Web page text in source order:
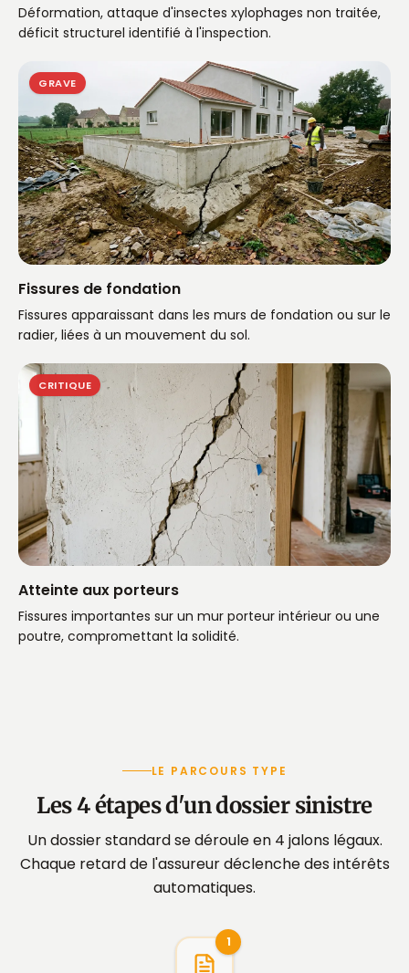
Déformation, attaque d'insectes xylophages non traitée,
déficit structurel identifié à l'inspection.
GRAVE
Fissures de fondation
Fissures apparaissant dans les murs de fondation ou sur le
radier, liées à un mouvement du sol.
CRITIQUE
Atteinte aux porteurs
Fissures importantes sur un mur porteur intérieur ou une
poutre, compromettant la solidité.
LE PARCOURS TYPE
Les 4 étapes d'un dossier sinistre
Un dossier standard se déroule en 4 jalons légaux.
Chaque retard de l'assureur déclenche des intérêts
automatiques.
1